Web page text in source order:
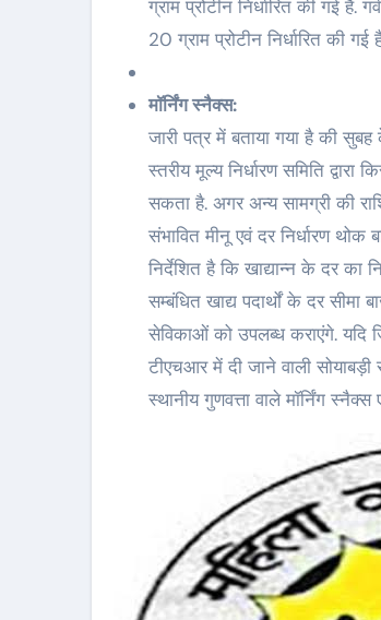
ग्राम प्रोटीन निर्धारित की गई
20 ग्राम प्रोटीन निर्धारित की गई
मॉर्निंग स्नैक्स:
जारी पत्र में बताया गया है की
स्तरीय मूल्य निर्धारण समिति
सकता है. अगर अन्य सामग्री की
संभावित मीनू एवं दर निर्धारण
निर्देशित है कि खाद्यान्न के दर का
सम्बंधित खाद्य पदार्थों के दर सीमा
सेविकाओं को उपलब्ध कराएंगे. यदि
टीएचआर में दी जाने वाली
स्थानीय गुणवत्ता वाले मॉर्निंग